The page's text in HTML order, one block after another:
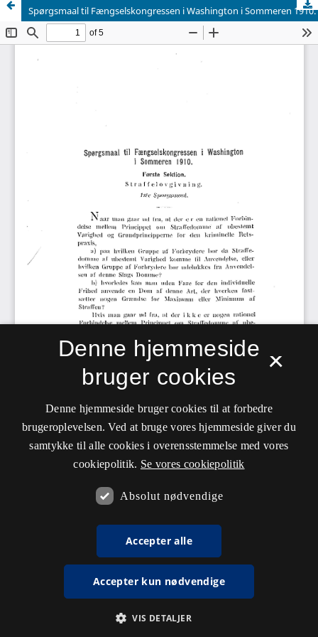
Spørgsmaal til Fængselskongressen i Washington i Sommeren 1910.
×
Denne hjemmeside
bruger cookies
Denne hjemmeside bruger cookies til at forbedre
brugeroplevelsen. Ved at bruge vores hjemmeside giver du
samtykke til alle cookies i overensstemmelse med vores
cookiepolitik. Se vores cookiepolitik
Absolut nødvendige
Accepter alle
Accepter kun nødvendige
VIS DETALJER